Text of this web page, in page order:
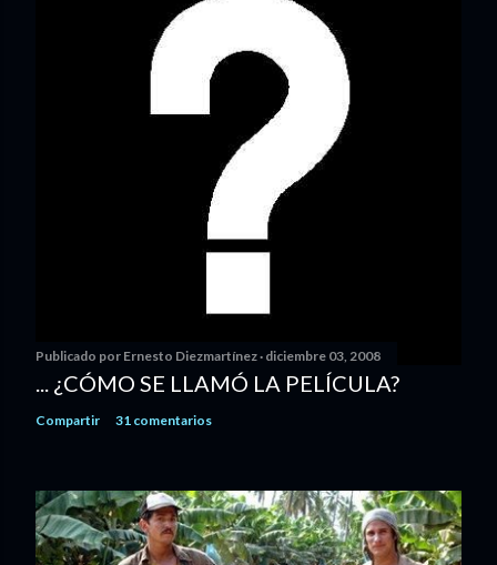
Publicado por Ernesto Diezmartínez diciembre 03, 2008
... ¿CÓMO SE LLAMÓ LA PELÍCULA?
Compartir 31 comentarios